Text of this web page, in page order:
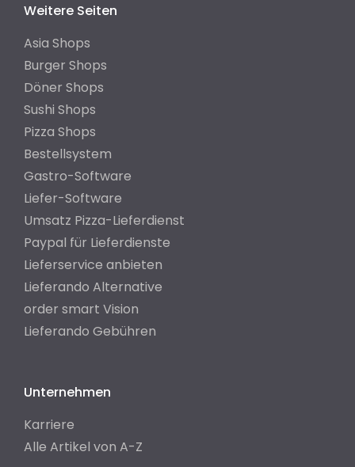
Weitere Seiten
Asia Shops
Burger Shops
Döner Shops
Sushi Shops
Pizza Shops
Bestellsystem
Gastro-Software
Liefer-Software
Umsatz Pizza-Lieferdienst
Paypal für Lieferdienste
Lieferservice anbieten
Lieferando Alternative
order smart Vision
Lieferando Gebühren
Unternehmen
Karriere
Alle Artikel von A-Z